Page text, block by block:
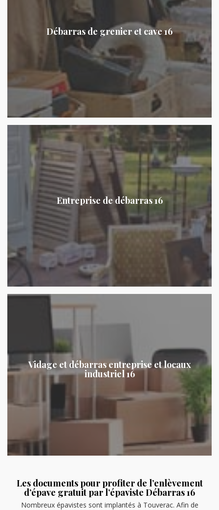
Débarras de grenier et cave 16
Entreprise de débarras 16
Vidage et débarras entreprise et locaux
industriel 16
Les documents pour profiter de l’enlèvement
d’épave gratuit par l’épaviste Débarras 16
Nombreux épavistes sont implantés à Touverac. Afin de